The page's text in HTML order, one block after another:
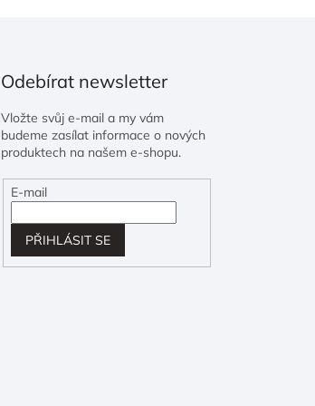
Odebírat newsletter
Vložte svůj e-mail a my vám
budeme zasílat informace o nových
produktech na našem e-shopu.
E-mail
PŘIHLÁSIT SE